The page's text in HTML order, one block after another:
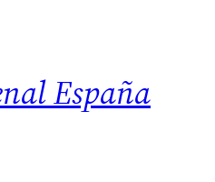
España